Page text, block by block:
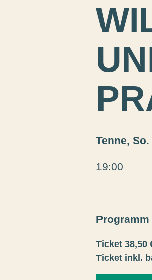
Tenne,So.
19:00
Ticket 38,50
Ticket inkl.